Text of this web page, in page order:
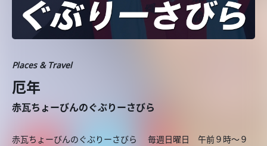
Places & Travel
厄年
赤瓦ちょーびんのぐぶりーさびら
赤瓦ちょーびんのぐぶりーさびら 毎週日曜日 午前９時～９